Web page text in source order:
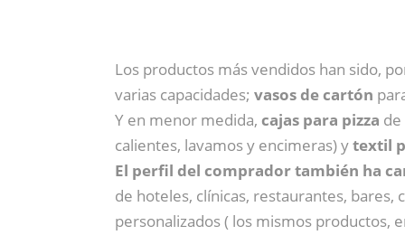
Los productos más vendidos han sido,
varias capacidades; vasos de cartón
Y en menor medida, cajas para pizza
calientes, lavamos y encimeras) ytextil
El perfil del comprador también ha
de hoteles, clínicas, restaurantes,
personalizados ( los mismos productos,